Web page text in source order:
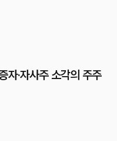
자·자사주 소각의 주주